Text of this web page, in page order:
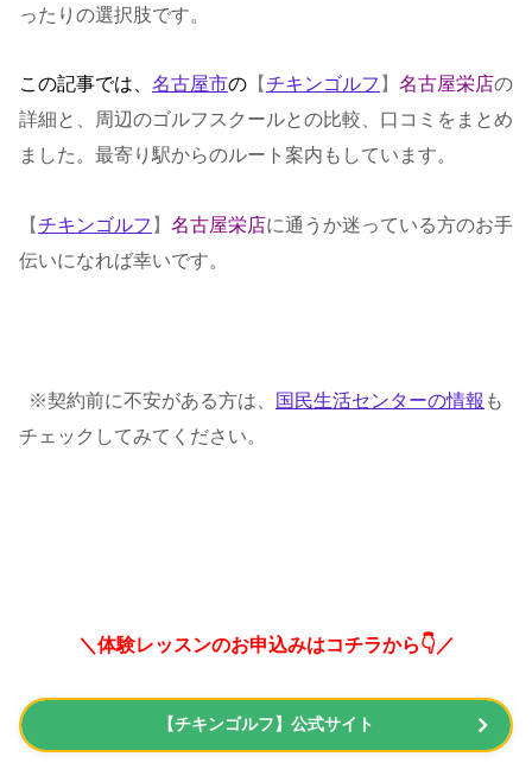
ったりの選択肢です。
この記事では、 名古屋市の 【チキンゴルフ 】 名古屋栄店の
詳細と、周辺のゴルフスクールとの比較、口コミをまとめ
ました。最寄り駅からのルート案内もしています。
【チキンゴルフ 】 名古屋栄店に通うか迷っている方のお手
伝いになれば幸いです。
※契約前に不安がある方は、 国民生活センターの情報 も
チェックしてみてください。
＼体験レッスンのお申込みはコチラから👇／
【チキンゴルフ】公式サイト